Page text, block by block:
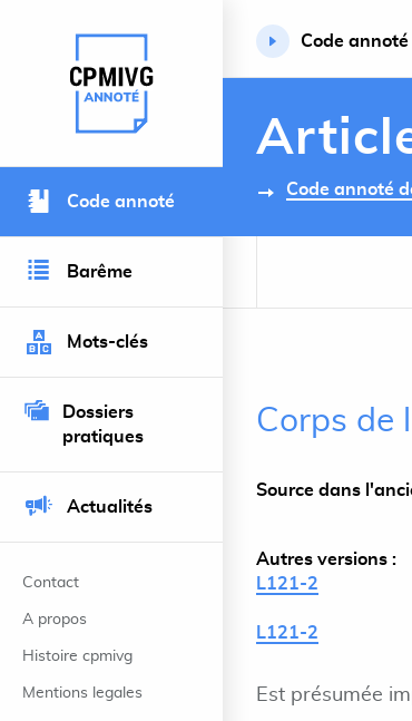
Retour à l’accueil du site
Code annoté
Barême
Mots-clés
Dossiers
pratiques
Actualités
Contact
A propos
Histoire cpmivg
Mentions legales
Code
Code annoté
Corps de
Source dans
Autres versions :
L121-2
L121-2
Est présumée